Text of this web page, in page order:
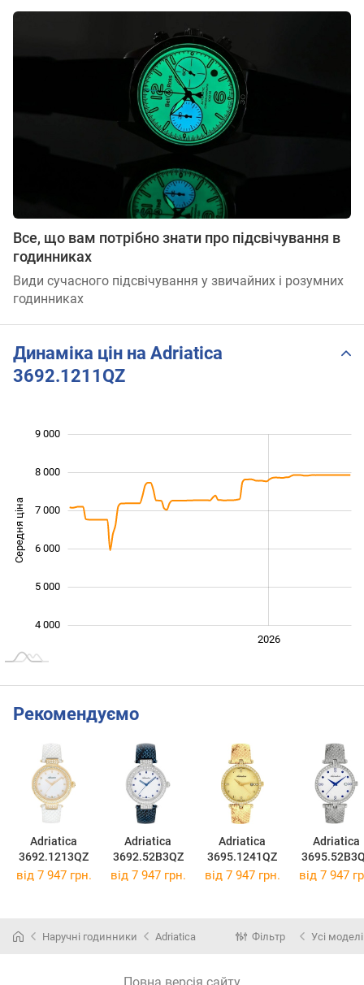
Все, що вам потрібно знати про підсвічування в
годинниках
Види сучасного підсвічування у звичайних і розумних
годинниках
Динаміка цін на Adriatica
3692.1211QZ
Середня ціна
4 000
5 000
6 000
7 000
9 000
8 000
2026
Рекомендуємо
Adriatica
3692.1213QZ
Adriatica
3692.52B3QZ
Adriatica
3695.1241QZ
Adriatica
від 7 947 грн. від 7 947 грн. від 7 947 грн. від 7 947
Наручні годинники Adriatica Фільтр Усі моделі